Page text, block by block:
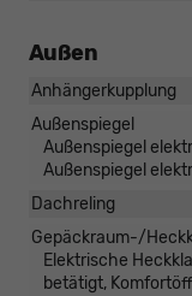
Außen
Anhängerkupplung
Außenspiegel
Außenspiegel
Außenspiegel
Dachreling
Gepäckraum-/
Elektrische
betätigt,